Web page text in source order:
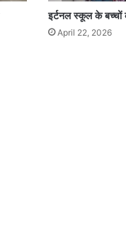
इर्टनल स्कूल के बच्चों
April 22, 2026